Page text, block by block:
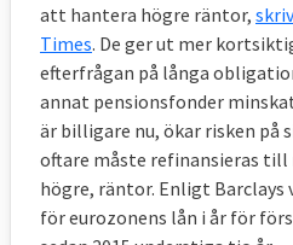
att hantera högre räntor,
Times. De ger ut mer
efterfrågan på långa
annat pensionsfonder
är billigare nu, ökar risken på
oftare måste refinansieras
högre, räntor. Enligt Barclays
för eurozonens lån i år för